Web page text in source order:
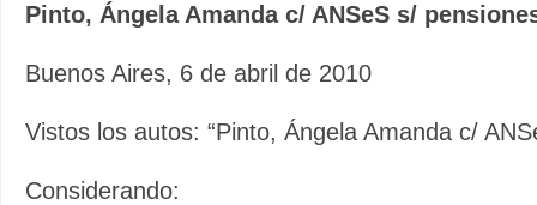
Pinto, Ángela Amanda c/ ANSeS s/
Buenos Aires, 6 de abril de 2010
Vistos los autos: “Pinto, Ángela Amanda c/
Considerando: